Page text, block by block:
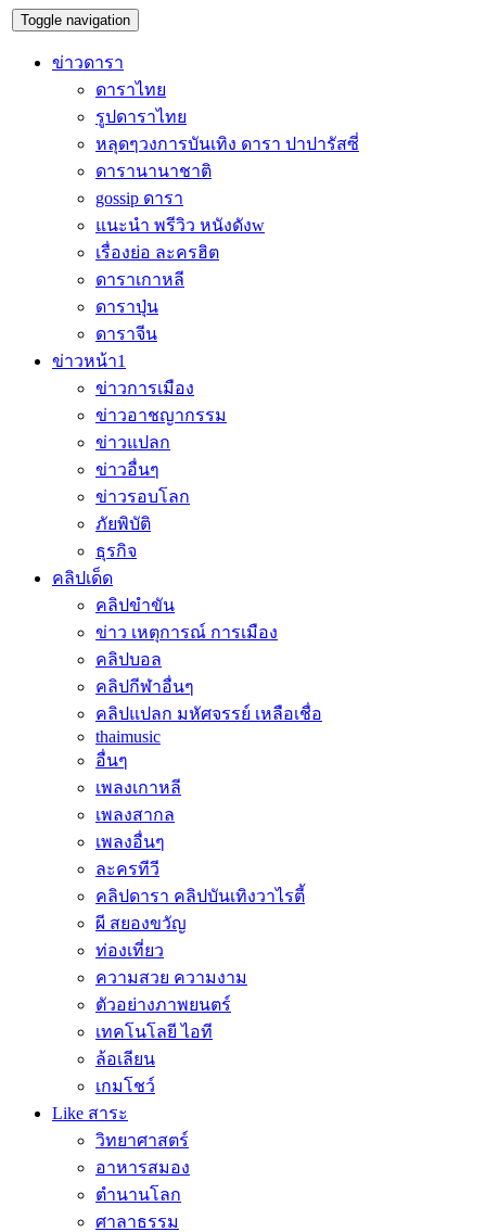
Toggle navigation
ข่าวดารา
ดาราไทย
รูปดาราไทย
หลุดๆวงการบันเทิง ดารา ปาปารัสซี่
ดารานานาชาติ
gossip ดารา
แนะนำ พรีวิว หนังดังw
เรื่องย่อ ละครฮิต
ดาราเกาหลี
ดาราปุ่น
ดาราจีน
ข่าวหน้า1
ข่าวการเมือง
ข่าวอาชญากรรม
ข่าวแปลก
ข่าวอื่นๆ
ข่าวรอบโลก
ภัยพิบัติ
ธุรกิจ
คลิปเด็ด
คลิปขำขัน
ข่าว เหตุการณ์ การเมือง
คลิปบอล
คลิปกีฬาอื่นๆ
คลิปแปลก มหัศจรรย์ เหลือเชื่อ
thaimusic
อื่นๆ
เพลงเกาหลี
เพลงสากล
เพลงอื่นๆ
ละครทีวี
คลิปดารา คลิปบันเทิงวาไรตี้
ผี สยองขวัญ
ท่องเที่ยว
ความสวย ความงาม
ตัวอย่างภาพยนตร์
เทคโนโลยี ไอที
ล้อเลียน
เกมโชว์
Like สาระ
วิทยาศาสตร์
อาหารสมอง
ตำนานโลก
ศาลาธรรม